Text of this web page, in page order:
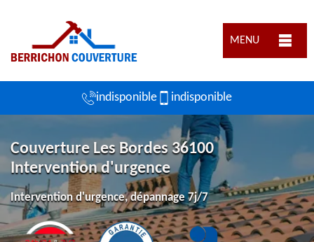
MENU
indisponible indisponible
Couverture Les Bordes 36100
Intervention d'urgence
Intervention d'urgence, dépannage 7j/7